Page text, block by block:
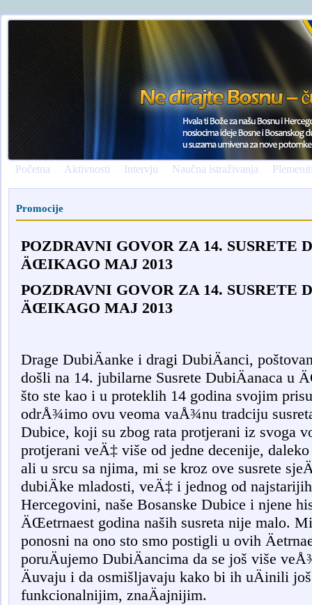
Početna Aktivnosti Intervju Naučna istraživanja
Promocije
POZDRAVNI GOVOR ZA 14. SUSRETE
ÄŒIKAGO MAJ 2013
POZDRAVNI GOVOR ZA 14. SUSRETE
ÄŒIKAGO MAJ 2013
Drage DubiÄanke i dragi DubiÄanci,
došli na 14. jubilarne Susrete DubiÄanaca u
što ste kao i u proteklih 14 godina svojim
odrÅ¾imo ovu veoma vaÅ¾nu tradciju
Dubice, koji su zbog rata protjerani iz svoga
protjerani veÄ‡ više od jedne decenije,
ali u srcu sa njima, mi se kroz ove susrete
dubiÄke mladosti, veÄ‡ i jednog od
Hercegovini, naše Bosanske Dubice i njene
ÄŒetrnaest godina naših susreta nije malo.
ponosni na ono sto smo postigli u ovih
poruÄujemo DubiÄancima da se još više
Äuvaju i da osmišljavaju kako bi ih uÄinili
funkcionalnijim, znaÄajnijim.